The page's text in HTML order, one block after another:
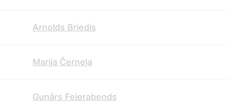
Arnolds Briedis
Marija Černeļa
Gunārs Feierabends